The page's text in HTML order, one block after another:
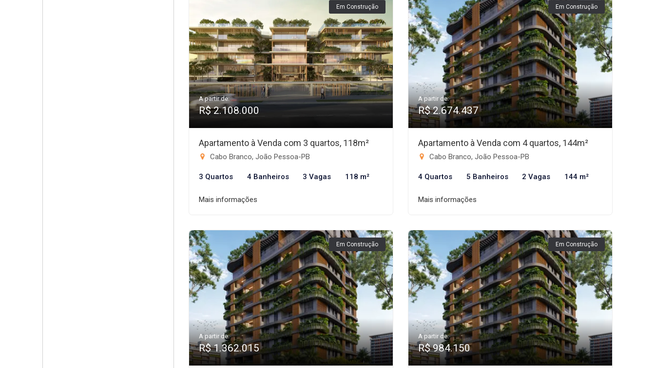
Em Construção
A partir de:
R$ 2.108.000
Apartamento à Venda com 3 quartos, 118m²
Cabo Branco, João Pessoa-PB
3 Quartos 4 Banheiros 3 Vagas 118 m²
Mais informações
Em Construção
A partir de:
R$ 2.674.437
Apartamento à Venda com 4 quartos, 144m²
Cabo Branco, João Pessoa-PB
4 Quartos 5 Banheiros 2 Vagas 144 m²
Mais informações
Em Construção
A partir de:
R$ 1.362.015
Em Construção
A partir de:
R$ 984.150